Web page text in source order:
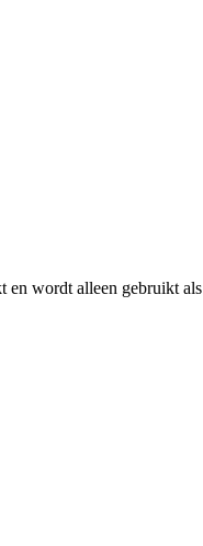
en wordt alleen gebruikt